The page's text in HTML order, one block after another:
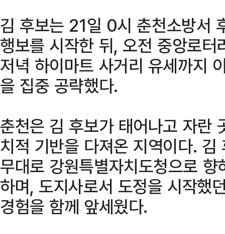
김 후보는 21일 0시 춘천소방서
행보를 시작한 뒤, 오전 중앙로
저녁 하이마트 사거리 유세까지
을 집중 공략했다.
춘천은 김 후보가 태어나고 자란
치적 기반을 다져온 지역이다.
무대로 강원특별자치도청으로
하며, 도지사로서 도정을 시작했
경험을 함께 앞세웠다.